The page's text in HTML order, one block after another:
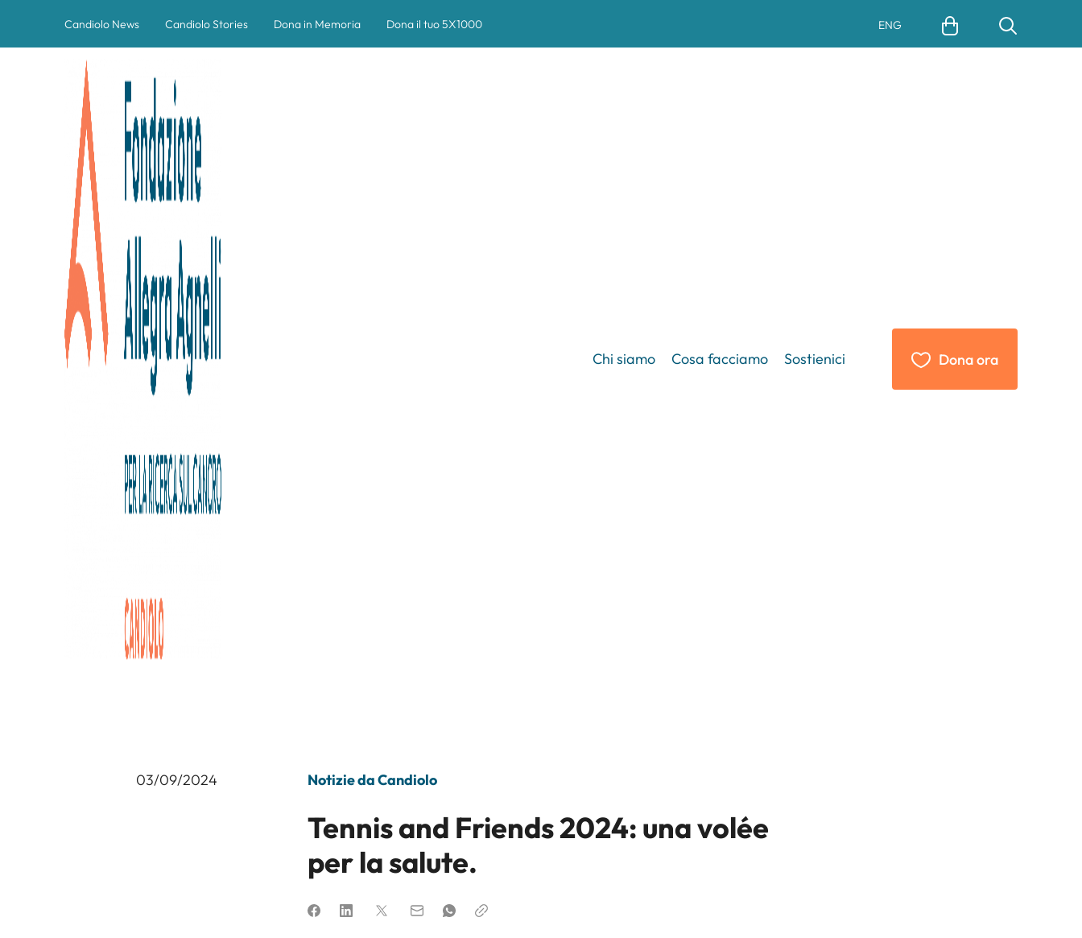
Candiolo News Candiolo Stories Dona in Memoria Dona il tuo 5X1000 ENG
Chi siamo Cosa facciamo Sostienici Dona ora
03/09/2024 Notizie da Candiolo
Tennis and Friends 2024: una volée
per la salute.